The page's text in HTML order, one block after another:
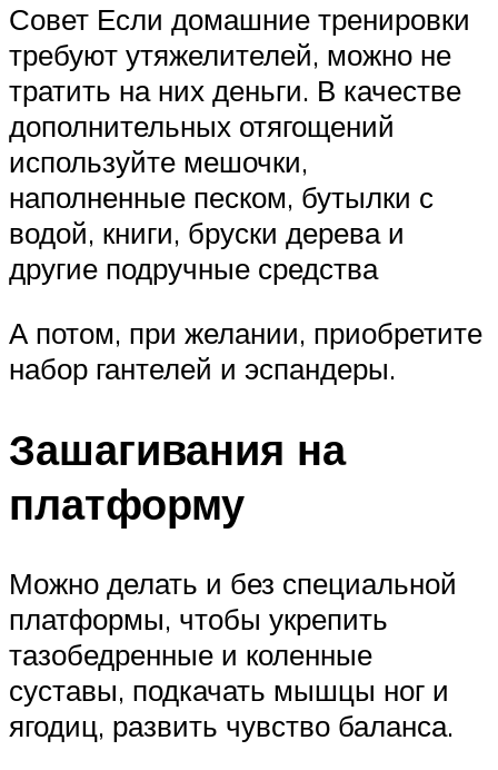
Совет Если домашние тренировки
требуют утяжелителей, можно не
тратить на них деньги. В качестве
дополнительных отягощений
используйте мешочки,
наполненные песком, бутылки с
водой, книги, бруски дерева и
другие подручные средства
А потом, при желании, приобретите
набор гантелей и эспандеры.
Зашагивания на
платформу
Можно делать и без специальной
платформы, чтобы укрепить
тазобедренные и коленные
суставы, подкачать мышцы ног и
ягодиц, развить чувство баланса.